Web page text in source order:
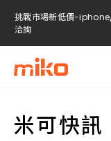
挑戰市場新低價-
洽詢
挑戰市場新低價-
挑戰市場新低價-
米可快訊